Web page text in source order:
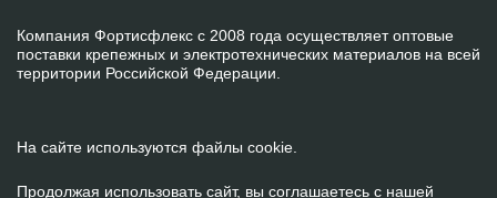
Компания Фортисфлекс с 2008 года осуществляет оптовые
поставки крепежных и электротехнических материалов на всей
территории Российской Федерации.
На сайте используются файлы cookie.
Продолжая использовать сайт, вы соглашаетесь с нашей